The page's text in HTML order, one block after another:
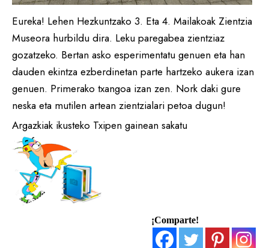
Eureka! Lehen Hezkuntzako 3. Eta 4. Mailakoak Zientzia
Museora hurbildu dira. Leku paregabea zientziaz
gozatzeko. Bertan asko esperimentatu genuen eta han
dauden ekintza ezberdinetan parte hartzeko aukera izan
genuen. Primerako txangoa izan zen. Nork daki gure
neska eta mutilen artean zientzialari petoa dugun!
Argazkiak ikusteko Txipen gainean sakatu
¡Comparte!